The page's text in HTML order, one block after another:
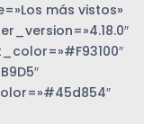
más vistos»